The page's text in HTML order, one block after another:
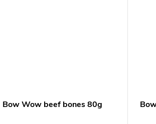
Bow Wow beef bones 80g